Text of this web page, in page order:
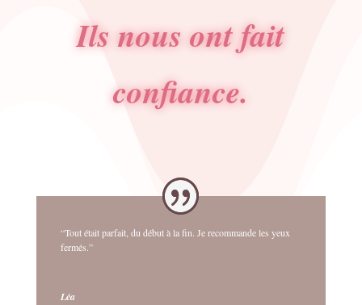
Ils nous ont fait
confiance.
“Tout était parfait, du début à la fin. Je recommande les yeux
fermés.”
Léa